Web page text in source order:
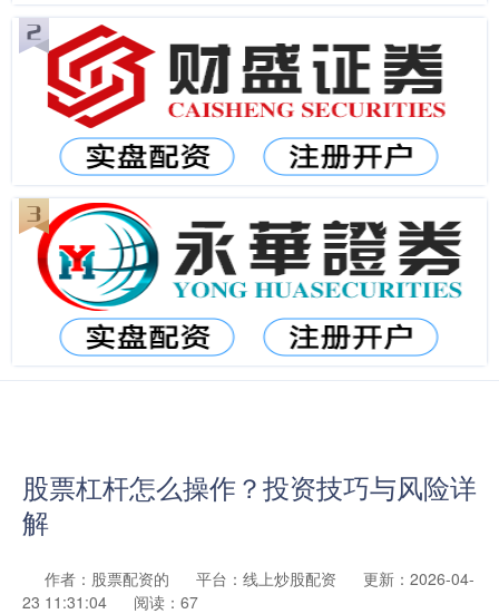
股票杠杆怎么操作？投资技巧与风险详
解
作者：股票配资的 平台：线上炒股配资
更新：2026-04-
23 11:31:04
阅读：67